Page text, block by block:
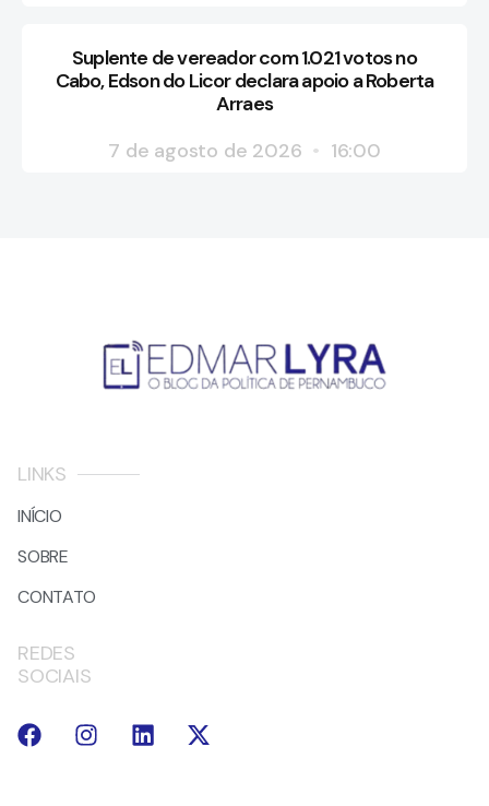
Suplente de vereador com 1.021 votos no
Cabo, Edson do Licor declara apoio a Roberta
Arraes
7 de agosto de 2026
16:00
LINKS
INÍCIO
SOBRE
CONTATO
REDES
SOCIAIS